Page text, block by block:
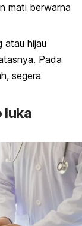
mati berwarna
atau hijau
Pada
segera
luka